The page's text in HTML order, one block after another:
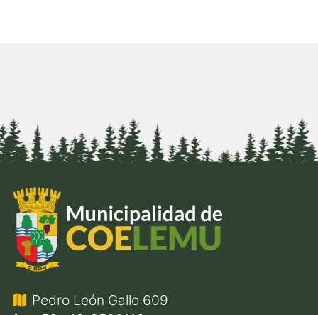
Pedro León Gallo 609